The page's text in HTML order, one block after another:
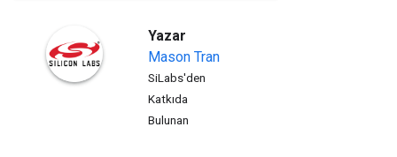
Yazar
Mason Tran
SiLabs'den
Katkıda
Bulunan